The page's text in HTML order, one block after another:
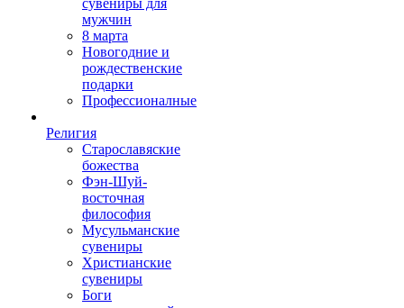
сувениры для
мужчин
8 марта
Новогодние и
рождественские
подарки
Профессионалные
Религия
Старославяские
божества
Фэн-Шуй-
восточная
философия
Мусульманские
сувениры
Христианские
сувениры
Боги